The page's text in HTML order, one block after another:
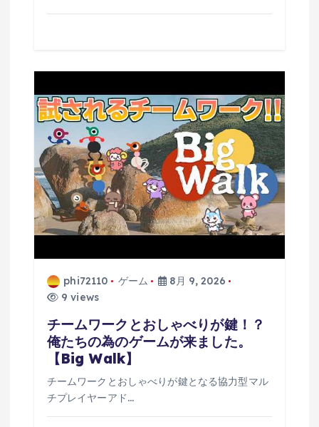
phi72110 ゲーム
8月 9, 2026
9 views
チームワークとおしゃべりが鍵！？
俺たちの為のゲームが来ました。
【Big Walk】
チームワークとおしゃべりが鍵となる協力型マル
チプレイヤーアド…